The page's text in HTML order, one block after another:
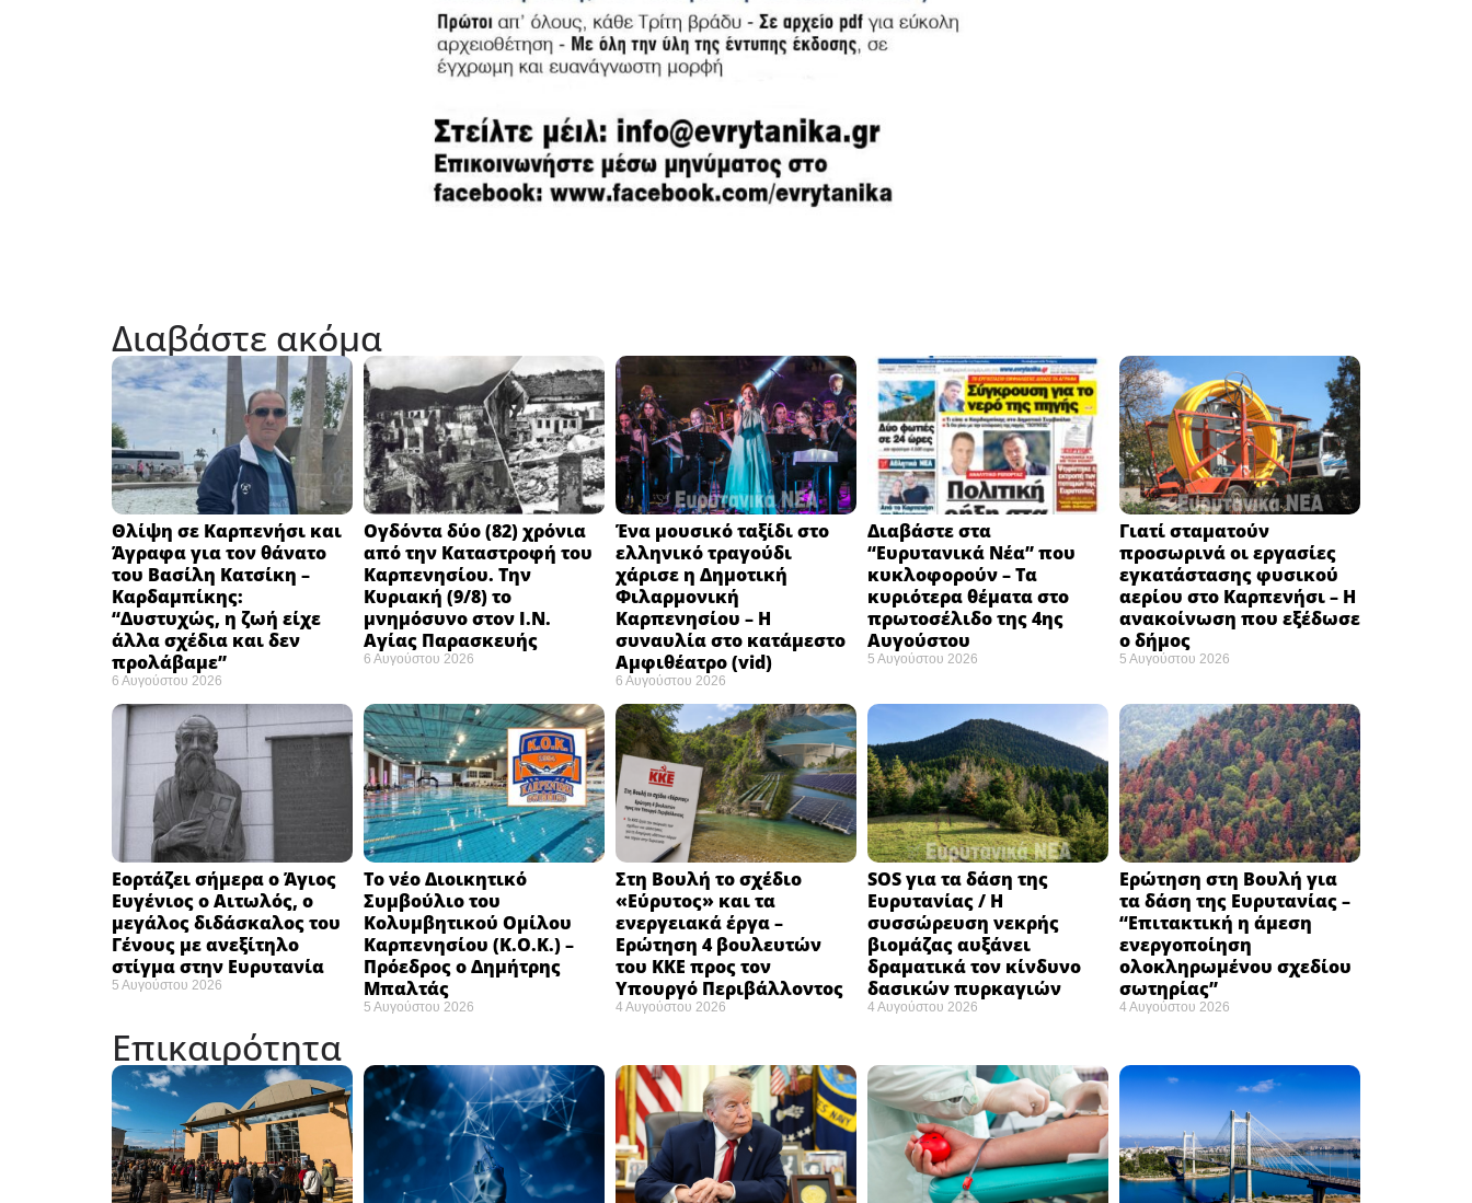
Διαβάστε ακόμα
Θλίψη σε Καρπενήσι και
Άγραφα για τον θάνατο
του Βασίλη Κατσίκη –
Καρδαμπίκης:
“Δυστυχώς, η ζωή είχε
άλλα σχέδια και δεν
προλάβαμε”
6 Αυγούστου 2026
Ογδόντα δύο (82) χρόνια
από την Καταστροφή του
Καρπενησίου. Την
Κυριακή (9/8) το
μνημόσυνο στον Ι.Ν.
Αγίας Παρασκευής
6 Αυγούστου 2026
Ένα μουσικό ταξίδι στο
ελληνικό τραγούδι
χάρισε η Δημοτική
Φιλαρμονική
Καρπενησίου – Η
συναυλία στο κατάμεστο
Αμφιθέατρο (vid)
6 Αυγούστου 2026
Διαβάστε στα
“Ευρυτανικά Νέα” που
κυκλοφορούν – Τα
κυριότερα θέματα στο
πρωτοσέλιδο της 4ης
Αυγούστου
5 Αυγούστου 2026
Γιατί σταματούν
προσωρινά οι εργασίες
εγκατάστασης φυσικού
αερίου στο Καρπενήσι – Η
ανακοίνωση που εξέδωσε
ο δήμος
5 Αυγούστου 2026
Εορτάζει σήμερα ο Άγιος
Ευγένιος ο Αιτωλός, ο
μεγάλος διδάσκαλος του
Γένους με ανεξίτηλο
στίγμα στην Ευρυτανία
5 Αυγούστου 2026
Το νέο Διοικητικό
Συμβούλιο του
Κολυμβητικού Ομίλου
Καρπενησίου (Κ.Ο.Κ.) –
Πρόεδρος ο Δημήτρης
Μπαλτάς
5 Αυγούστου 2026
Στη Βουλή το σχέδιο
«Εύρυτος» και τα
ενεργειακά έργα –
Ερώτηση 4 βουλευτών
του ΚΚΕ προς τον
Υπουργό Περιβάλλοντος
4 Αυγούστου 2026
SOS για τα δάση της
Ευρυτανίας / Η
συσσώρευση νεκρής
βιομάζας αυξάνει
δραματικά τον κίνδυνο
δασικών πυρκαγιών
4 Αυγούστου 2026
Ερώτηση στη Βουλή για
τα δάση της Ευρυτανίας –
“Eπιτακτική η άμεση
ενεργοποίηση
ολοκληρωμένου σχεδίου
σωτηρίας”
4 Αυγούστου 2026
Επικαιρότητα